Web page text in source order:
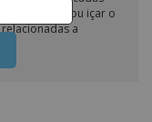
desmontar ou içar o
a